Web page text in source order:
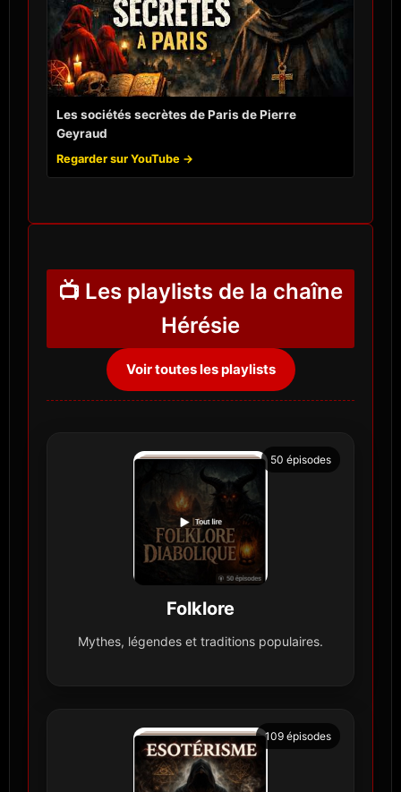
Les sociétés secrètes de Paris de Pierre
Geyraud
Regarder sur YouTube →
📺 Les playlists de la chaîne
Hérésie
Voir toutes les playlists
50 épisodes
Folklore
Mythes, légendes et traditions populaires.
109 épisodes